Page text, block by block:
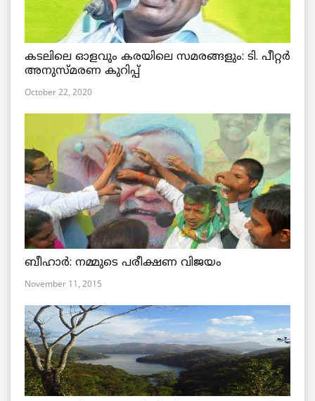
കടലിലെ ഓളവും കരയിലെ സമരങ്ങളും: ടി. പീറ്റർ
അനുസ്മരണ കുറിപ്പ്
October 22, 2020
ബീഹാര്‍: നമ്മുടെ പരീക്ഷണ വിജയം
November 11, 2015